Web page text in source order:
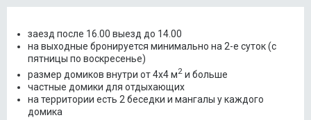
заезд после 16.00 выезд до 14.00
на выходные бронируется минимально на 2-е суток (с
пятницы по воскресенье)
размер домиков внутри от 4х4 м2 и больше
частные домики для отдыхающих
на территории есть 2 беседки и мангалы у каждого
домика